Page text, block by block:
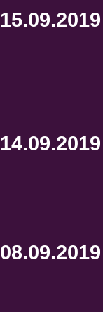
15.09.2019
14.09.2019
08.09.2019